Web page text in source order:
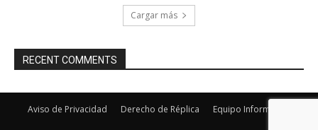
Cargar más
RECENT COMMENTS
Aviso de Privacidad Derecho de Réplica Equipo Informativo